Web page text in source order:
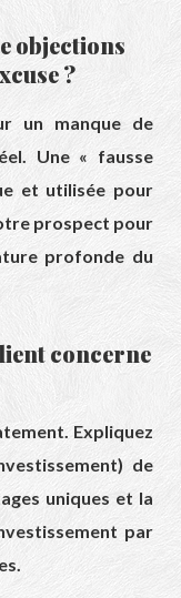
objections
?
un manque de
Une « fausse
et utilisée pour
prospect pour
profonde du
concerne
Expliquez
de
uniques et la
par